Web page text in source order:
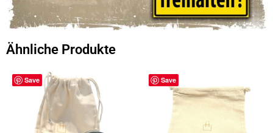
Ähnliche Produkte
Save Save